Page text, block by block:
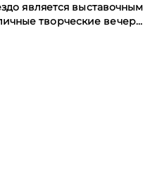
является выставочным
творческие вечера